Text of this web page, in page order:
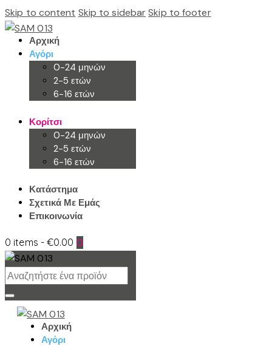
Skip to content Skip to sidebar Skip to footer
Αρχική
Αγόρι
0-24 μηνών
2-5 ετών
6-16 ετών
Κορίτσι
0-24 μηνών
2-5 ετών
6-16 ετών
Κατάστημα
Σχετικά Με Εμάς
Επικοινωνία
0 items -€0.00 0
Αρχική
Αγόρι